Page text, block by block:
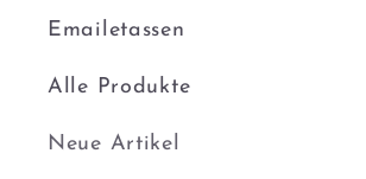
Emailetassen
Alle Produkte
Neue Artikel